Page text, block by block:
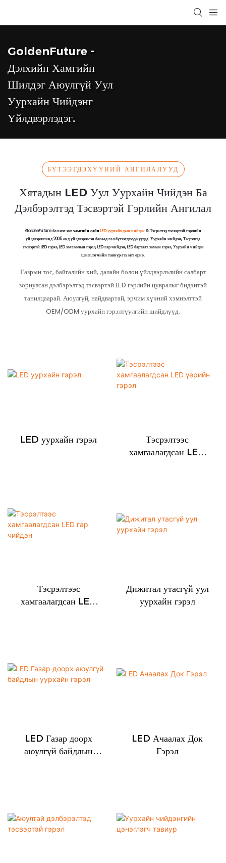
GoldenFuture -
Дэлхийн Хамгийн
Шилдэг Аюулгүй Уул
Уурхайн Чийдэнг
Үйлдвэрлэдэг.
БҮТЭЭГДЭХҮҮНИЙ АНГИЛАЛУУД
Хятадын LED Уул Уурхайн Чийдэн Ба
Дэлбэрэлтэд Тэсвэртэй Гэрлийн Ангилал
GoldenFuture бол нэг юм хамгийн сайнLED уурхайчдын чийдэн& Тэсрэлтэд тэсвэртэй гэрлийн
үйлдвэрлэгчид 2005 онд үйлдвэрлэсэн бөгөөд гол бүтээгдэхүүнүүдэд: Уурхайн чийдэн, Тэсрэлтэд
тэсвэртэй LED гэрэл, LED зогсоолын гэрэл, LED гар чийдэн, LED бартаат замын гэрэл, Уурхайн чийдэн
цэнэглэгчийн тавиур гэх мэт орно.
Газрын тос, байгалийн хий, далайн болон үйлдвэрлэлийн салбарт
зориулсан дэлбэрэлтэд тэсвэртэй LED гэрлийн цувралыг бидэнтэй
танилцаарай. Аюулгүй, найдвартай, эрчим хүчний хэмнэлттэй
OEM/ODM уурхайн гэрэлтүүлгийн шийдлүүд.
LED уурхайн гэрэл
Тэсрэлтээс
хамгаалагдсан LED
Тэсрэлтээс
хамгаалагдсан LED
Дижитал утасгүй уул
уурхайн гэрэл
LED Газар доорх
аюулгүй байдлын
LED Ачаалах Док
Гэрэл